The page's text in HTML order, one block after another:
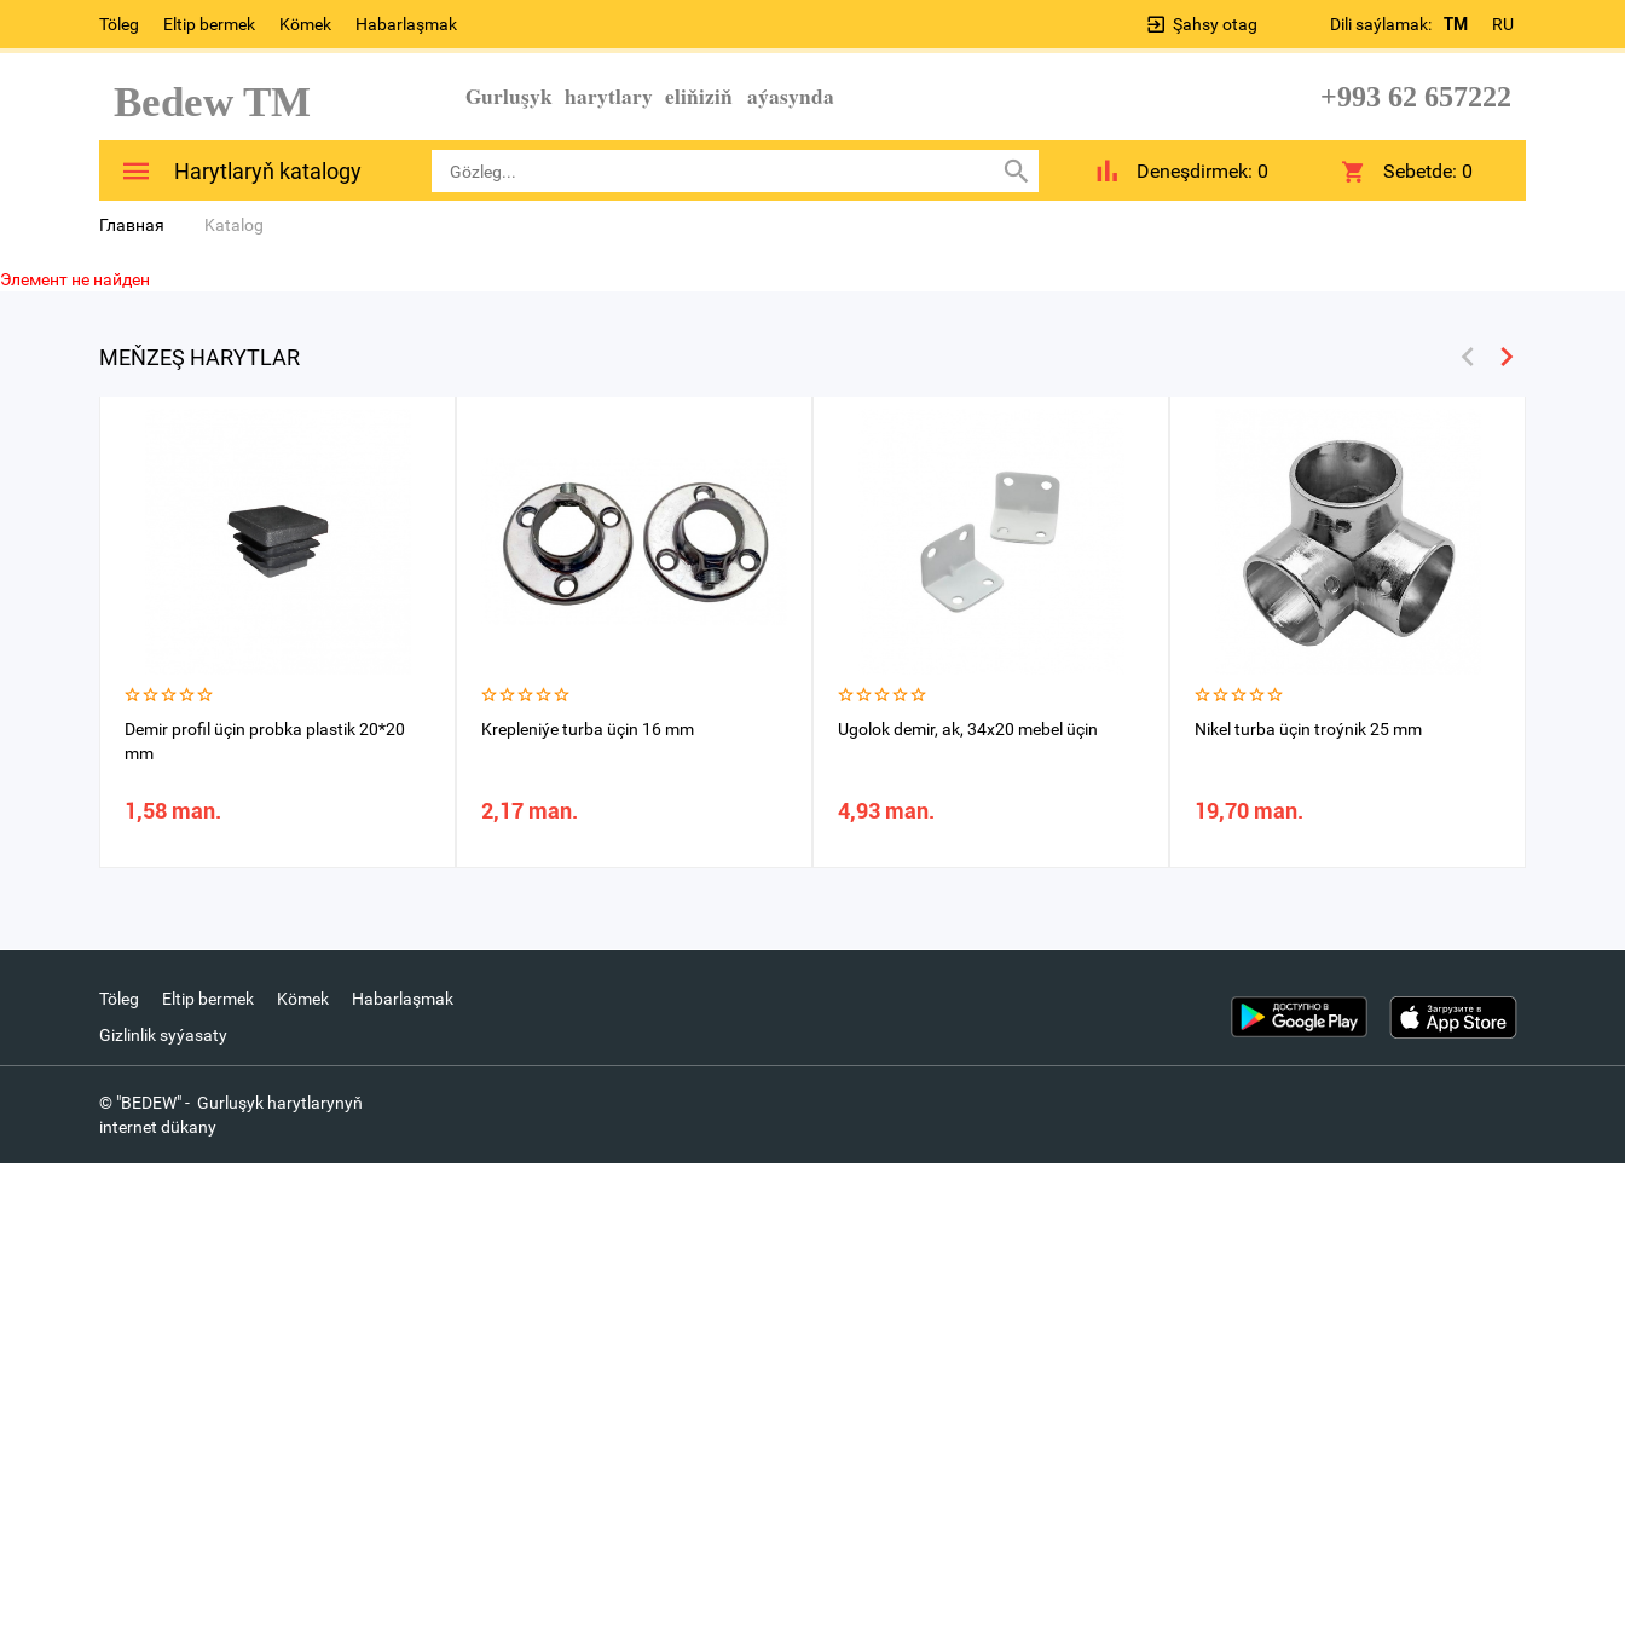
Töleg Eltip bermek Kömek Habarlaşmak Dili saýlamak: TM RU
Şahsy otag
Bedew TM Gurluşyk harytlary eliňiziň aýasynda +993 62 657222
Harytlaryň katalogy Deneşdirmek: 0 Sebetde:0
Главная Katalog
Элемент не найден
MEŇZEŞ HARYTLAR
Demir profil üçin probka plastik 20*20
mm
1,58 man.
Krepleniýe turba üçin 16 mm
2,17 man.
Ugolok demir, ak, 34x20 mebel üçin
4,93 man.
Nikel turba üçin troýnik 25 mm
19,70 man.
Töleg Eltip bermek Kömek
Habarlaşmak
Gizlinlik syýasaty
© "BEDEW" - Gurluşyk harytlarynyň
internet dükany